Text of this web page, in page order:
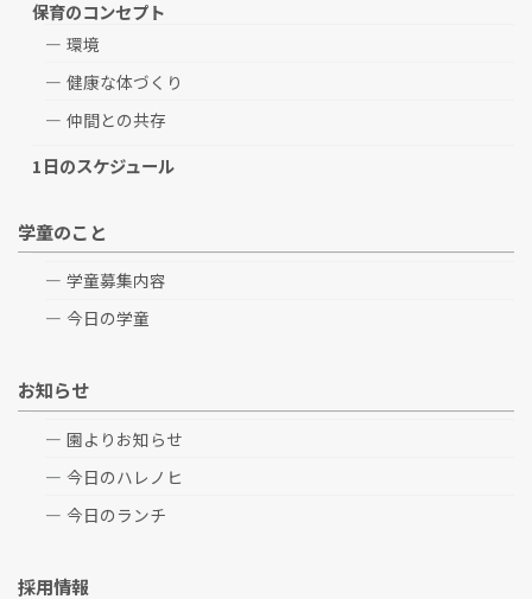
保育のコンセプト
環境
健康な体づくり
仲間との共存
1日のスケジュール
学童のこと
学童募集内容
今日の学童
お知らせ
園よりお知らせ
今日のハレノヒ
今日のランチ
採用情報